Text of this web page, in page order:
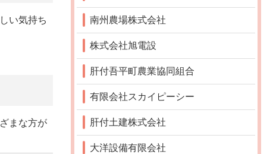
い気持ち
まな方が
南州農場株式会社
株式会社旭電設
肝付吾平町農業協同組合
有限会社スカイピーシー
肝付土建株式会社
大洋設備有限会社